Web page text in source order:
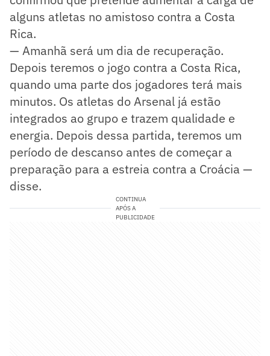
alguns atletas no amistoso contra a Costa
Rica.
— Amanhã será um dia de recuperação.
Depois teremos o jogo contra a Costa Rica,
quando uma parte dos jogadores terá mais
minutos. Os atletas do Arsenal já estão
integrados ao grupo e trazem qualidade e
energia. Depois dessa partida, teremos um
período de descanso antes de começar a
preparação para a estreia contra a Croácia —
disse.
CONTINUA
APÓS A
PUBLICIDADE